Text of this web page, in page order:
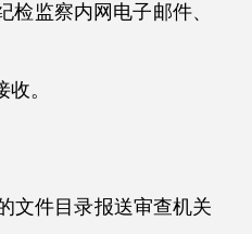
监察内网电子邮件、
。
文件目录报送审查机关